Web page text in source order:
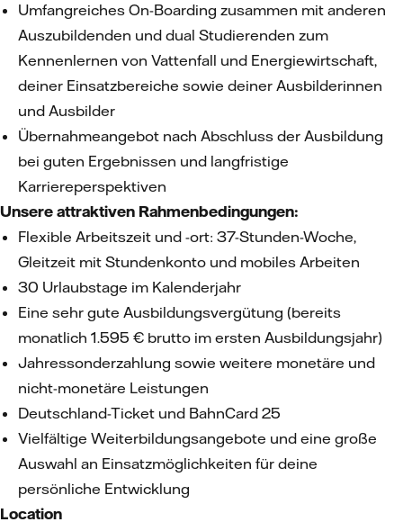
Umfangreiches On-Boarding zusammen mit anderen
Auszubildenden und dual Studierenden zum
Kennenlernen von Vattenfall und Energiewirtschaft,
deiner Einsatzbereiche sowie deiner Ausbilderinnen
und Ausbilder
Übernahmeangebot nach Abschluss der Ausbildung
bei guten Ergebnissen und langfristige
Karriereperspektiven
Unsere attraktiven Rahmenbedingungen:
Flexible Arbeitszeit und -ort: 37-Stunden-Woche,
Gleitzeit mit Stundenkonto und mobiles Arbeiten
30 Urlaubstage im Kalenderjahr
Eine sehr gute Ausbildungsvergütung (bereits
monatlich 1.595 € brutto im ersten Ausbildungsjahr)
Jahressonderzahlung sowie weitere monetäre und
nicht-monetäre Leistungen
Deutschland-Ticket und BahnCard 25
Vielfältige Weiterbildungsangebote und eine große
Auswahl an Einsatzmöglichkeiten für deine
persönliche Entwicklung
Location